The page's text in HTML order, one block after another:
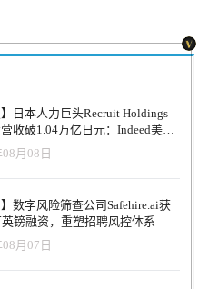
智能采购与供应链管理的深科
元种子轮融资，由 The Garage
参投。与此同时，公司正式
智能化自主执行，实现从采购
处理的全流程覆盖。 在全球地
，企业采购与供应链面临前所
能源和化工等行业，大量低价
效率低下和成本隐形增加的问
行业定制训练，能够处理结构化
日常任务，也能在谈判和合规环
AI 员工分别是： Natalie：擅长
负责合同管理、ERP 更新及日
费模式不同，Gain 采用 “按结果
商业模式，让企业在可控成本下快
与 Tempo Beer Industries 已
】日本人力巨头Recruit Holdings
收破1.04万亿日元：Indeed美国
增长30%，AI招聘推动利润率升
月08日
】数字风险筛查公司Safehire.ai获
镑融资，重塑招聘风控体系
月07日